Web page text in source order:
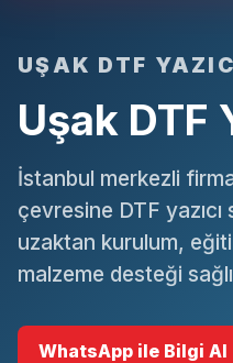
UŞAK DTF
Uşak DTF
İstanbul merkezli
çevresine DTF yazıcı
uzaktan kurulum,
malzeme desteği
WhatsApp ile Bilgi Al